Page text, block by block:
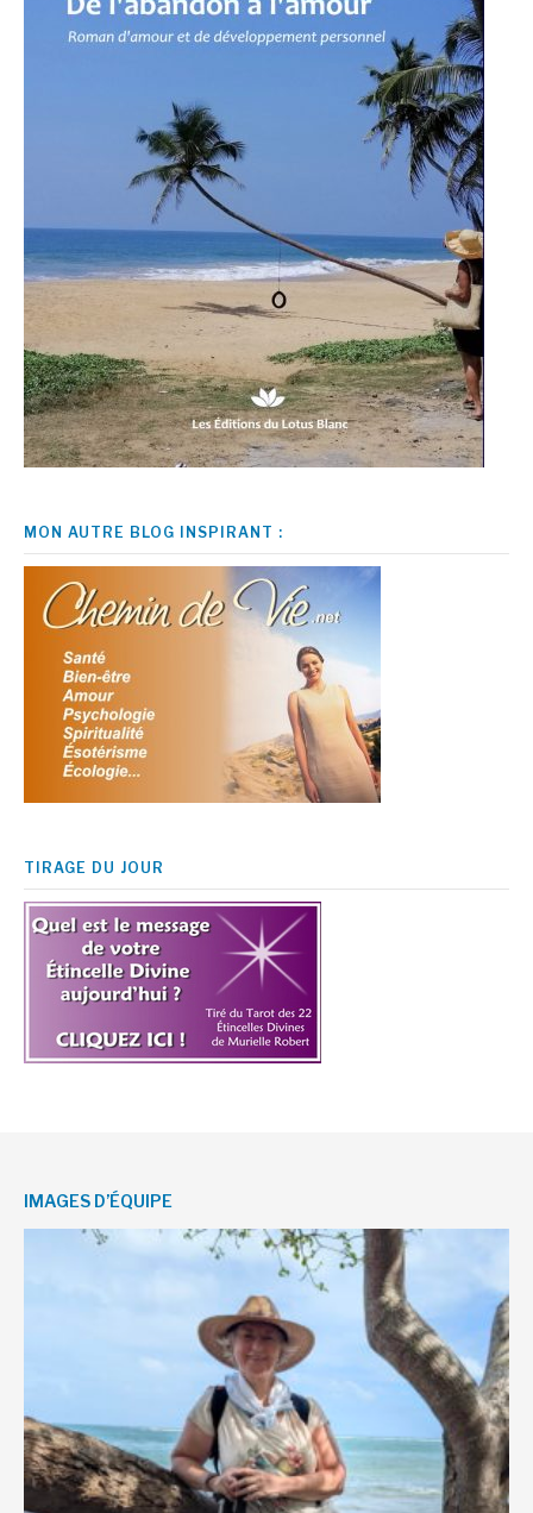
MON AUTRE BLOG INSPIRANT :
TIRAGE DU JOUR
IMAGES D’ÉQUIPE